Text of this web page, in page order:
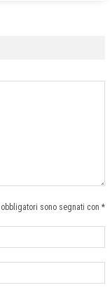
sono segnati con *